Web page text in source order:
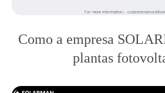
Como a empresa
plantas